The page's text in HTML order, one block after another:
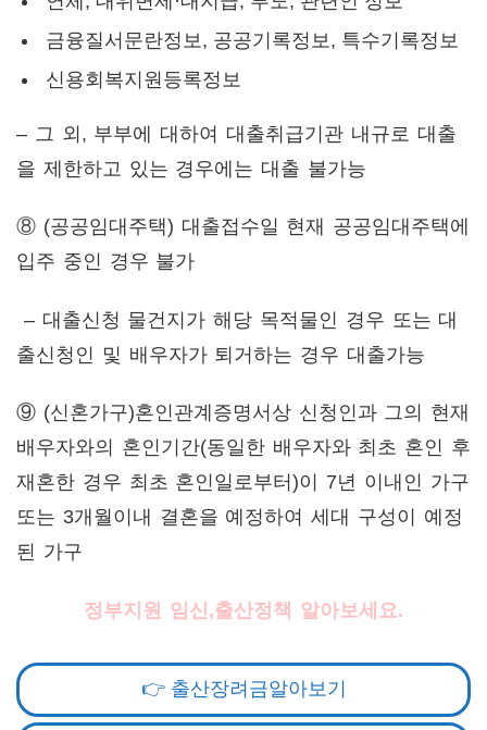
금융질서문란정보, 공공기록정보, 특수기록정보
신용회복지원등록정보
– 그 외, 부부에 대하여 대출취급기관 내규로 대출
을 제한하고 있는 경우에는 대출 불가능
⑧ (공공임대주택) 대출접수일 현재 공공임대주택에
입주 중인 경우 불가
– 대출신청 물건지가 해당 목적물인 경우 또는 대
출신청인 및 배우자가 퇴거하는 경우 대출가능
⑨ (신혼가구)혼인관계증명서상 신청인과 그의 현재
배우자와의 혼인기간(동일한 배우자와 최초 혼인 후
재혼한 경우 최초 혼인일로부터)이 7년 이내인 가구
또는 3개월이내 결혼을 예정하여 세대 구성이 예정
된 가구
정부지원 임신,출산정책 알아보세요.
👉 출산장려금알아보기